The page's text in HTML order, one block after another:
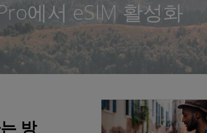
에서 eSIM 활성화
방